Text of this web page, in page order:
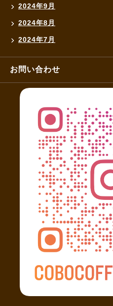
2024年9月
2024年8月
2024年7月
お問い合わせ